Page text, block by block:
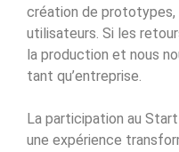
création de
utilisateurs. Si les
la production et nous
tant qu’entreprise.
La participation au
une expérience